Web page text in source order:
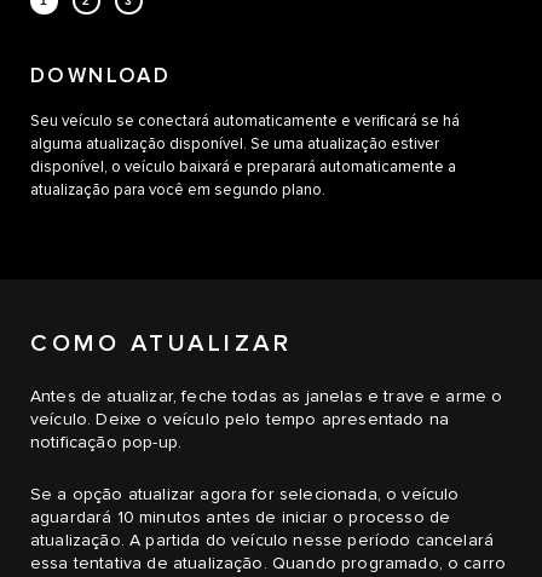
DOWNLOAD
Seu veículo se conectará automaticamente e verificará se há
alguma atualização disponível. Se uma atualização estiver
disponível, o veículo baixará e preparará automaticamente a
atualização para você em segundo plano.
COMO ATUALIZAR
Antes de atualizar, feche todas as janelas e trave e arme o
veículo. Deixe o veículo pelo tempo apresentado na
notificação pop-up.
Se a opção atualizar agora for selecionada, o veículo
aguardará 10 minutos antes de iniciar o processo de
atualização. A partida do veículo nesse período cancelará
essa tentativa de atualização. Quando programado, o carro